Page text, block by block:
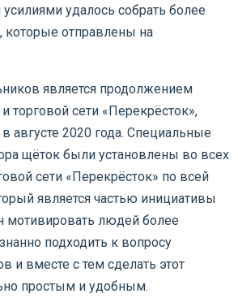
удалось собрать более
которые отправлены на
является продолжением
торговой сети «Перекрёсток»,
в августе 2020 года. Специальные
щёток были установлены во всех
сети «Перекрёсток» по всей
является частью инициативы
мотивировать людей более
подходить к вопросу
и вместе с тем сделать этот
простым и удобным.